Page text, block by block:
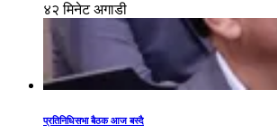
४२ मिनेट अगाडी
प्रतिनिधिसभा बैठक आज बस्दै